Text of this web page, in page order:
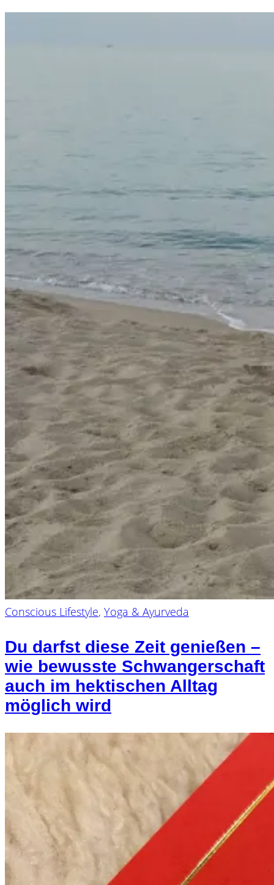
Conscious Lifestyle, Yoga & Ayurveda
Du darfst diese Zeit genießen –
wie bewusste Schwangerschaft
auch im hektischen Alltag
möglich wird